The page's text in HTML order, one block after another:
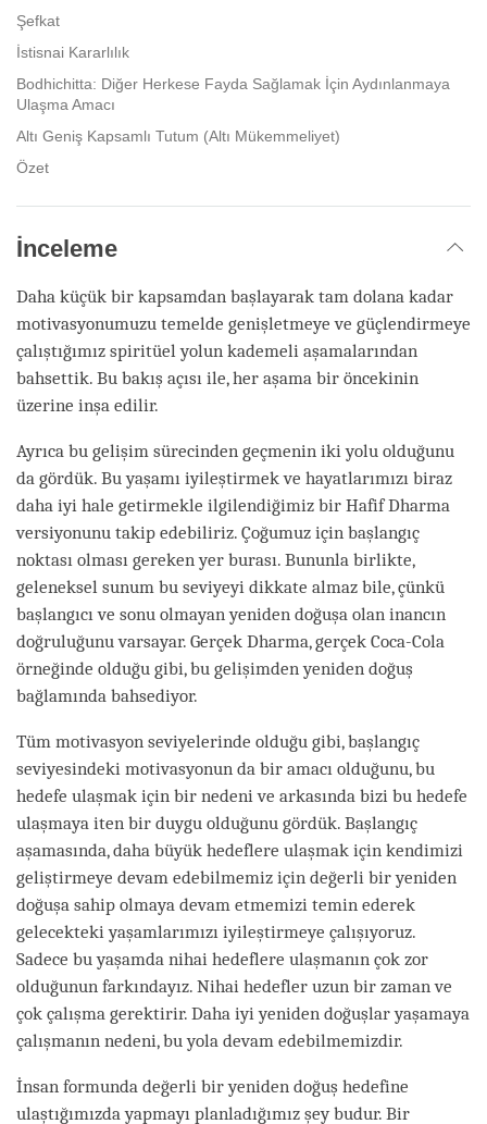
Şefkat
İstisnai Kararlılık
Bodhichitta: Diğer Herkese Fayda Sağlamak İçin Aydınlanmaya
Ulaşma Amacı
Altı Geniş Kapsamlı Tutum (Altı Mükemmeliyet)
Özet
İnceleme
Daha küçük bir kapsamdan başlayarak tam dolana kadar
motivasyonumuzu temelde genişletmeye ve güçlendirmeye
çalıştığımız spiritüel yolun kademeli aşamalarından
bahsettik. Bu bakış açısı ile, her aşama bir öncekinin
üzerine inşa edilir.
Ayrıca bu gelişim sürecinden geçmenin iki yolu olduğunu
da gördük. Bu yaşamı iyileştirmek ve hayatlarımızı biraz
daha iyi hale getirmekle ilgilendiğimiz bir Hafif Dharma
versiyonunu takip edebiliriz. Çoğumuz için başlangıç
noktası olması gereken yer burası. Bununla birlikte,
geleneksel sunum bu seviyeyi dikkate almaz bile, çünkü
başlangıcı ve sonu olmayan yeniden doğuşa olan inancın
doğruluğunu varsayar. Gerçek Dharma, gerçek Coca-Cola
örneğinde olduğu gibi, bu gelişimden yeniden doğuş
bağlamında bahsediyor.
Tüm motivasyon seviyelerinde olduğu gibi, başlangıç
seviyesindeki motivasyonun da bir amacı olduğunu, bu
hedefe ulaşmak için bir nedeni ve arkasında bizi bu hedefe
ulaşmaya iten bir duygu olduğunu gördük. Başlangıç
aşamasında, daha büyük hedeflere ulaşmak için kendimizi
geliştirmeye devam edebilmemiz için değerli bir yeniden
doğuşa sahip olmaya devam etmemizi temin ederek
gelecekteki yaşamlarımızı iyileştirmeye çalışıyoruz.
Sadece bu yaşamda nihai hedeflere ulaşmanın çok zor
olduğunun farkındayız. Nihai hedefler uzun bir zaman ve
çok çalışma gerektirir. Daha iyi yeniden doğuşlar yaşamaya
çalışmanın nedeni, bu yola devam edebilmemizdir.
İnsan formunda değerli bir yeniden doğuş hedefine
ulaştığımızda yapmayı planladığımız şey budur. Bir